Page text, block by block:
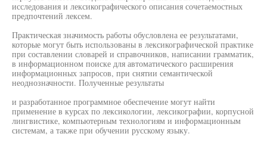
исследования и лексикографического описания сочетаемостных
предпочтений лексем.
Практическая значимость работы обусловлена ее результатами,
которые могут быть использованы в лексикографической практике
при составлении словарей и справочников, написании грамматик,
в информационном поиске для автоматического расширения
информационных запросов, при снятии семантической
неоднозначности. Полученные результаты
и разработанное программное обеспечение могут найти
применение в курсах по лексикологии, лексикографии, корпусной
лингвистике, компьютерным технологиям и информационным
системам, а также при обучении русскому языку.